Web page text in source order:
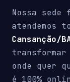
Nossa
atendemos
Cansanção/
onde quer
é 100%